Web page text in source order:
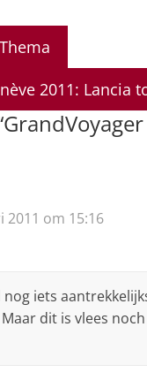
ai
l
2011: Lancia
2011 om 15:16
iets
dit is vlees